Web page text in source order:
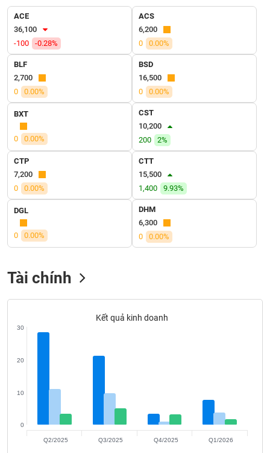
ACE
36,100
-100
-0.28%
ACS
6,200
0
0.00%
BLF
2,700
0
0.00%
BSD
16,500
0
0.00%
BXT
0 0.00%
CST
10,200
200
2%
CTP
7,200
0
0.00%
CTT
15,500
1,400
9.93%
DGL
0 0.00%
DHM
6,300
0
0.00%
Tài chính
Kết quả kinh doanh
0
10
20
30
Q2/2025 Q3/2025 Q4/2025 Q1/2026
VỤ
TRUYỀN
THÔNG
TIỆN
ÍCH
BẤT
ĐỘNG
SẢN
Mã
chứng
khoán
(-)
Tất cả Cổ phiếu
(-)
tức
Bài